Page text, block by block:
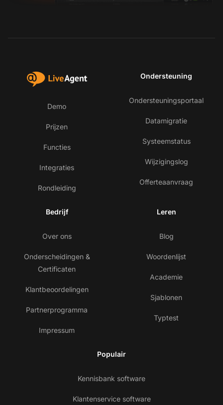
Demo
Prijzen
Functies
Integraties
Rondleiding
Ondersteuning
Ondersteuningsportaal
Datamigratie
Systeemstatus
Wijzigingslog
Offerteaanvraag
Bedrijf
Over ons
Onderscheidingen &
Certificaten
Klantbeoordelingen
Partnerprogramma
Impressum
Leren
Blog
Woordenlijst
Academie
Sjablonen
Typtest
Populair
Kennisbank software
Klantenservice software